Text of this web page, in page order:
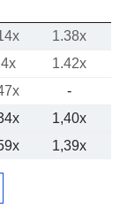
1.38x
1.42x
-
1,40x
1,39x